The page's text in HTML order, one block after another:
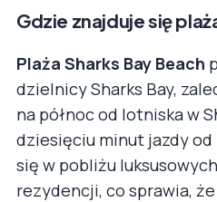
Gdzie znajduje się
Plaża Sharks Bay Beach
dzielnicy Sharks Bay,
na północ od lotniska w
dziesięciu minut jazdy od
się w pobliżu
rezydencji, co sprawia,